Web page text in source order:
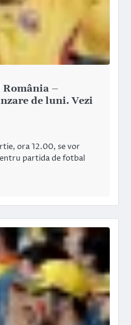
–
de luni. Vezi
ora 12.00, se vor
partida de fotbal